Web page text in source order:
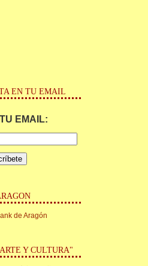
EN TU EMAIL
EMAIL:
Y CULTURA"